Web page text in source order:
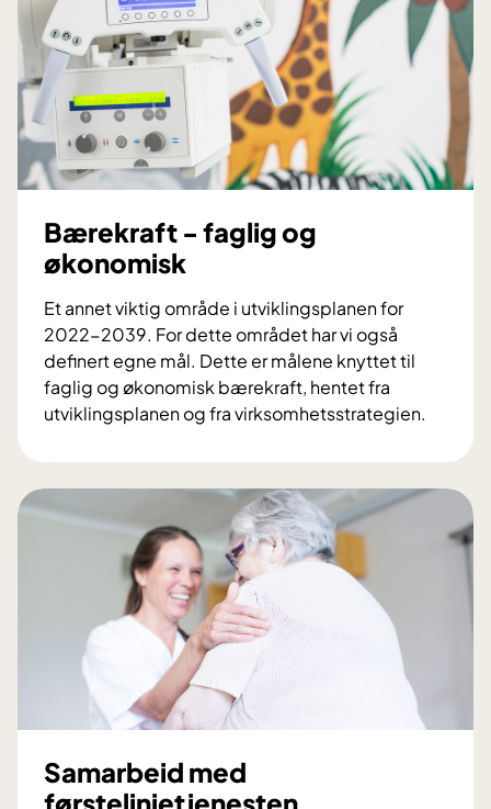
Bærekraft - faglig og
økonomisk
Et annet viktig område i utviklingsplanen for
2022-2039. For dette området har vi også
definert egne mål. Dette er målene knyttet til
faglig og økonomisk bærekraft, hentet fra
utviklingsplanen og fra virksomhetsstrategien.
æ
r
e
a
lSamarbeid med
førstelinjetjenesten